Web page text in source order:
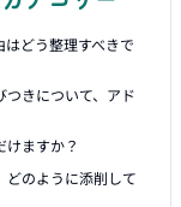
どう整理すべきで
きについて、アド
ますか？
どのように添削して